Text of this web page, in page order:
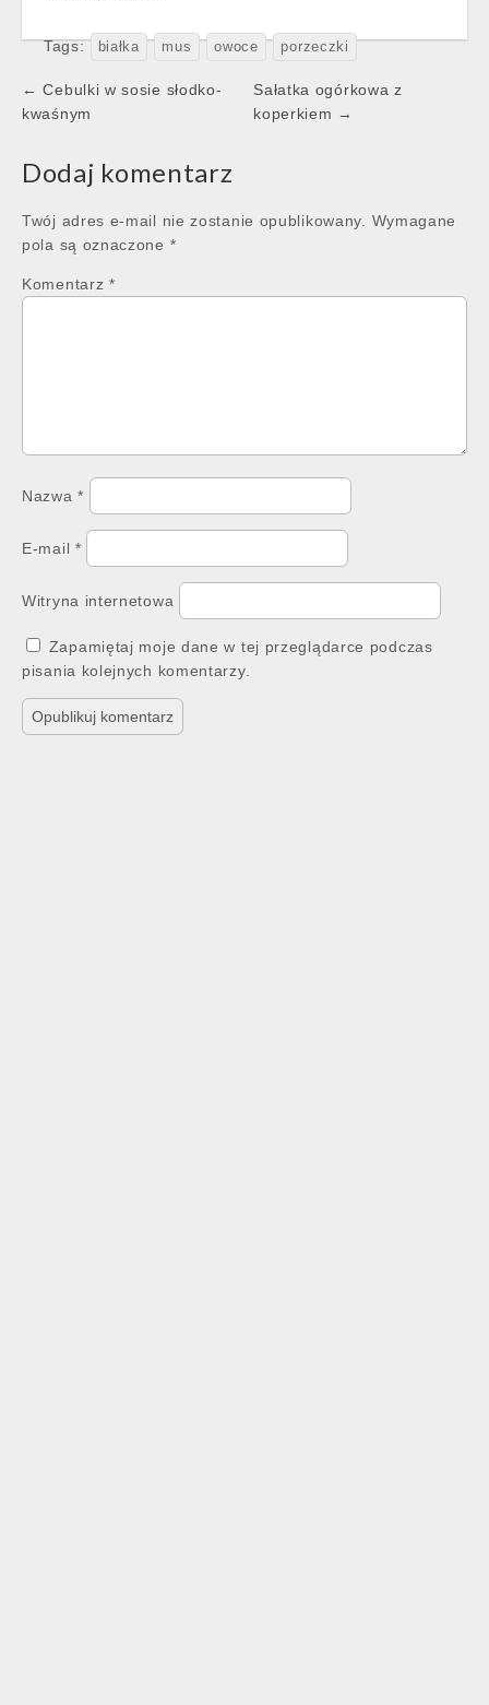
Tags: białka mus owoce porzeczki
Post
navigation
← Cebulki w sosie słodko-
kwaśnym
Sałatka ogórkowa z
koperkiem →
Dodaj komentarz
Twój adres e-mail nie zostanie opublikowany.
Wymagane
pola są oznaczone *
Komentarz *
Nazwa*
E-mail *
Witryna internetowa
Zapamiętaj moje dane w tej przeglądarce podczas
pisania kolejnych komentarzy.